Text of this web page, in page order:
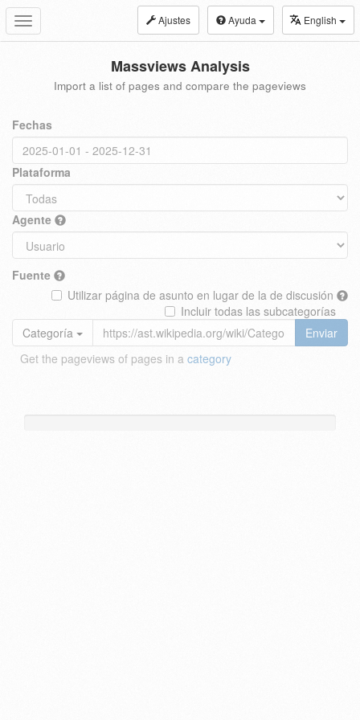
Toggle
navigation
Ajustes Ayuda English
Massviews Analysis
Import a list of pages and compare the pageviews
Fechas
Plataforma
Agente
Fuente
Utilizar página de asunto en lugar de la de discusión
Incluir todas las subcategorías
Categoría
Enviar
Get the pageviews of pages in a category